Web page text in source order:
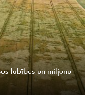
labības un miljonu